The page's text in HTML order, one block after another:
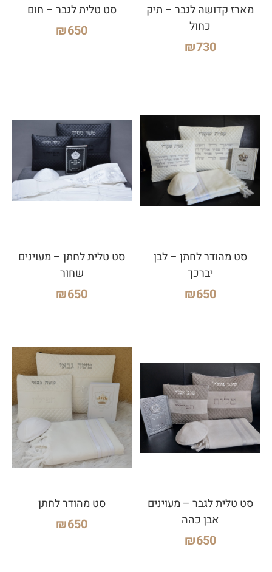
מארז קדושה לגבר – תיק
כחול
₪730
סט טלית לגבר – חום
₪650
סט מהודר לחתן – לבן
יברכך
₪650
סט טלית לחתן – מעוינים
שחור
₪650
סט טלית לגבר – מעוינים
אבן כהה
₪650
סט מהודר לחתן
₪650